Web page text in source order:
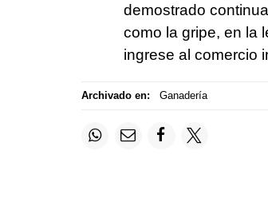
demostrado
como la gripe, en la
ingrese al comercio
Archivado en: Ganadería